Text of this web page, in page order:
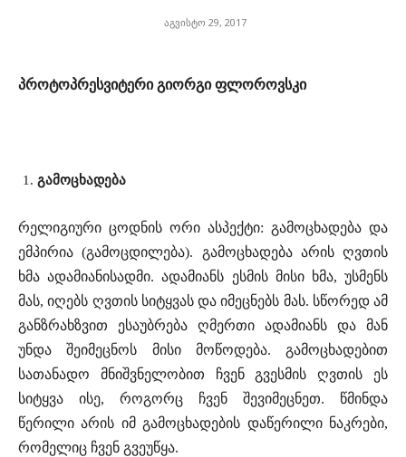
აგვისტო 29, 2017
პროტოპრესვიტერი გიორგი ფლოროვსკი
გამოცხადება
რელიგიური ცოდნის ორი ასპექტი: გამოცხადება და
ემპირია (გამოცდილება). გამოცხადება არის ღვთის
ხმა ადამიანისადმი. ადამიანს ესმის მისი ხმა, უსმენს
მას, იღებს ღვთის სიტყვას და იმეცნებს მას. სწორედ ამ
განზრახზვით ესაუბრება ღმერთი ადამიანს და მან
უნდა შეიმეცნოს მისი მოწოდება. გამოცხადებით
სათანადო მნიშვნელობით ჩვენ გვესმის ღვთის ეს
სიტყვა ისე, როგორც ჩვენ შევიმეცნეთ. წმინდა
წერილი არის იმ გამოცხადების დაწერილი ნაკრები,
რომელიც ჩვენ გვეუწყა.